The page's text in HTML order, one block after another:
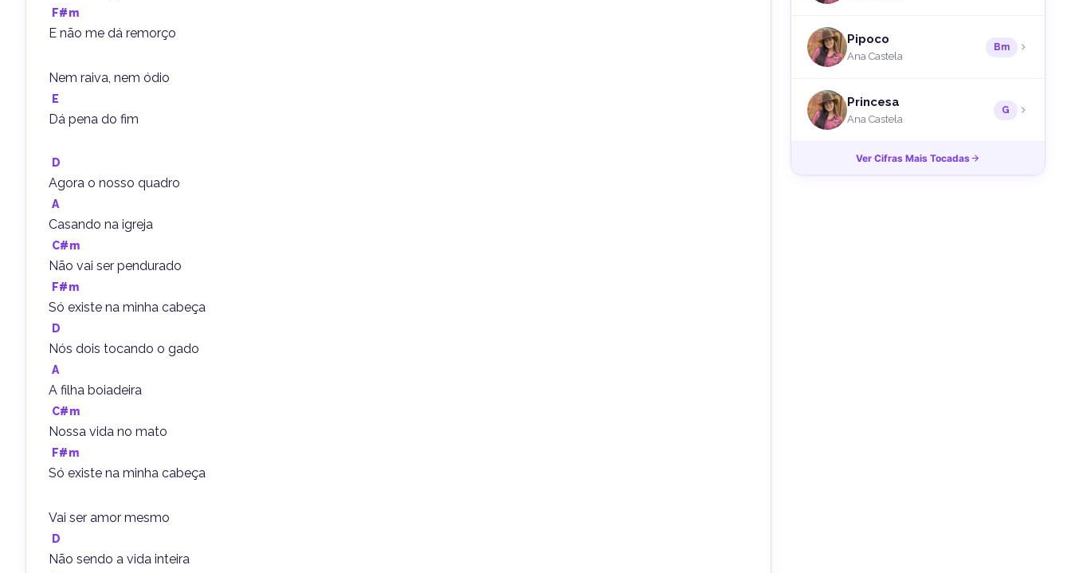
F#m
E não me dá remorço
Nem raiva, nem ódio
E
Dá pena do fim
D
Agora o nosso quadro
A
Casando na igreja
C#m
Não vai ser pendurado
F#m
Só existe na minha cabeça
D
Nós dois tocando o gado
A
A filha boiadeira
C#m
Nossa vida no mato
F#m
Só existe na minha cabeça
Vai ser amor mesmo
D
Não sendo a vida inteira
Pipoco
Ana Castela
Bm
Princesa
Ana Castela
G
Ver Cifras Mais Tocadas